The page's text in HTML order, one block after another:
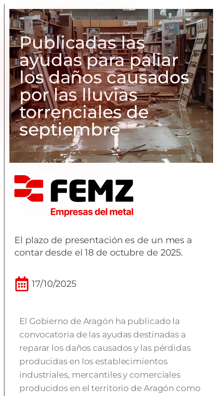
Publicadas las
ayudas para paliar
los daños causados
por las lluvias
torrenciales de
septiembre
El plazo de presentación es de un mes a
contar desde el 18 de octubre de 2025.
17/10/2025
El Gobierno de Aragón ha publicado la
convocatoria de las ayudas destinadas a
reparar los daños causados y las pérdidas
producidas en los establecimientos
industriales, mercantiles y comerciales
producidos en el territorio de Aragón como